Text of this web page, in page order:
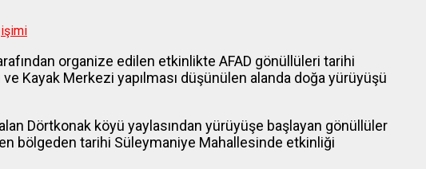
organize edilen etkinlikte AFAD gönüllüleri tarihi
Kayak Merkezi yapılması düşünülen alanda doğa yürüyüşü
Dörtkonak köyü yaylasından yürüyüşe başlayan gönüllüler
bölgeden tarihi Süleymaniye Mahallesinde etkinliği